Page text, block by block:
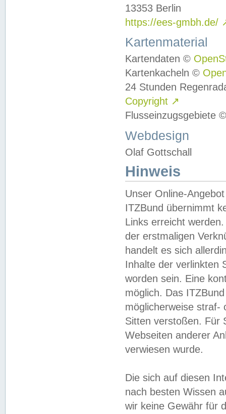
13353 Berlin
https://ees-gmbh.de/
Kartenmaterial
Kartendaten ©
Kartenkacheln ©
24 Stunden
Copyright ↗
Flusseinzugsgebiete
Webdesign
Olaf Gottschall
Hinweis
Unser Online-
ITZBund übernimmt
Links erreicht
der erstmaligen
handelt es sich
Inhalte der verlinkten
worden sein. Eine
möglich. Das
möglicherweise straf-
Sitten verstoßen. Für
Webseiten anderer
verwiesen wurde.
Die sich auf diesen
nach besten Wissen
wir keine Gewähr für